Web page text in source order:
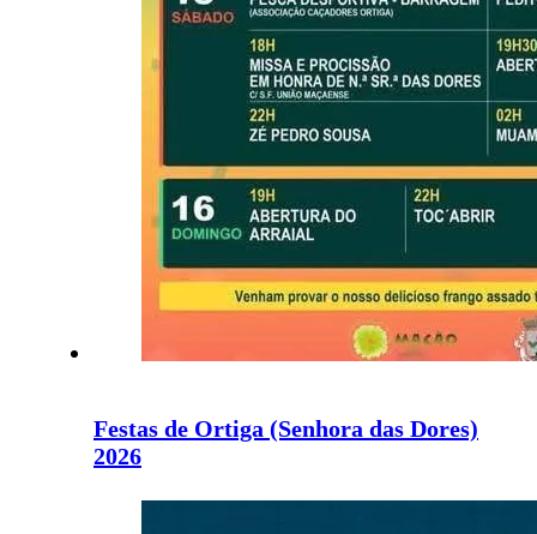
Festas de Ortiga (Senhora das Dores)
2026